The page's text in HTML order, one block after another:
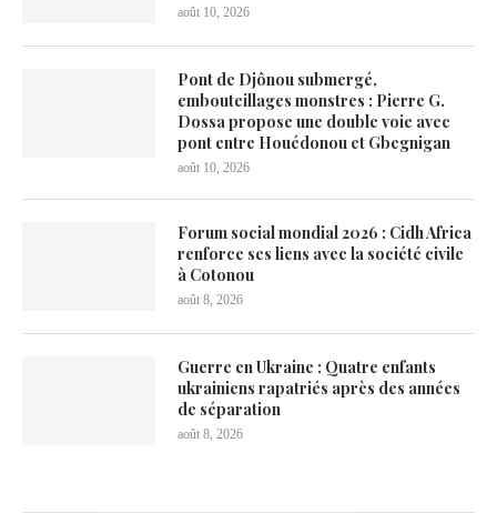
août 10, 2026
Pont de Djônou submergé,
embouteillages monstres : Pierre G.
Dossa propose une double voie avec
pont entre Houédonou et Gbegnigan
août 10, 2026
Forum social mondial 2026 : Cidh Africa
renforce ses liens avec la société civile
à Cotonou
août 8, 2026
Guerre en Ukraine : Quatre enfants
ukrainiens rapatriés après des années
de séparation
août 8, 2026